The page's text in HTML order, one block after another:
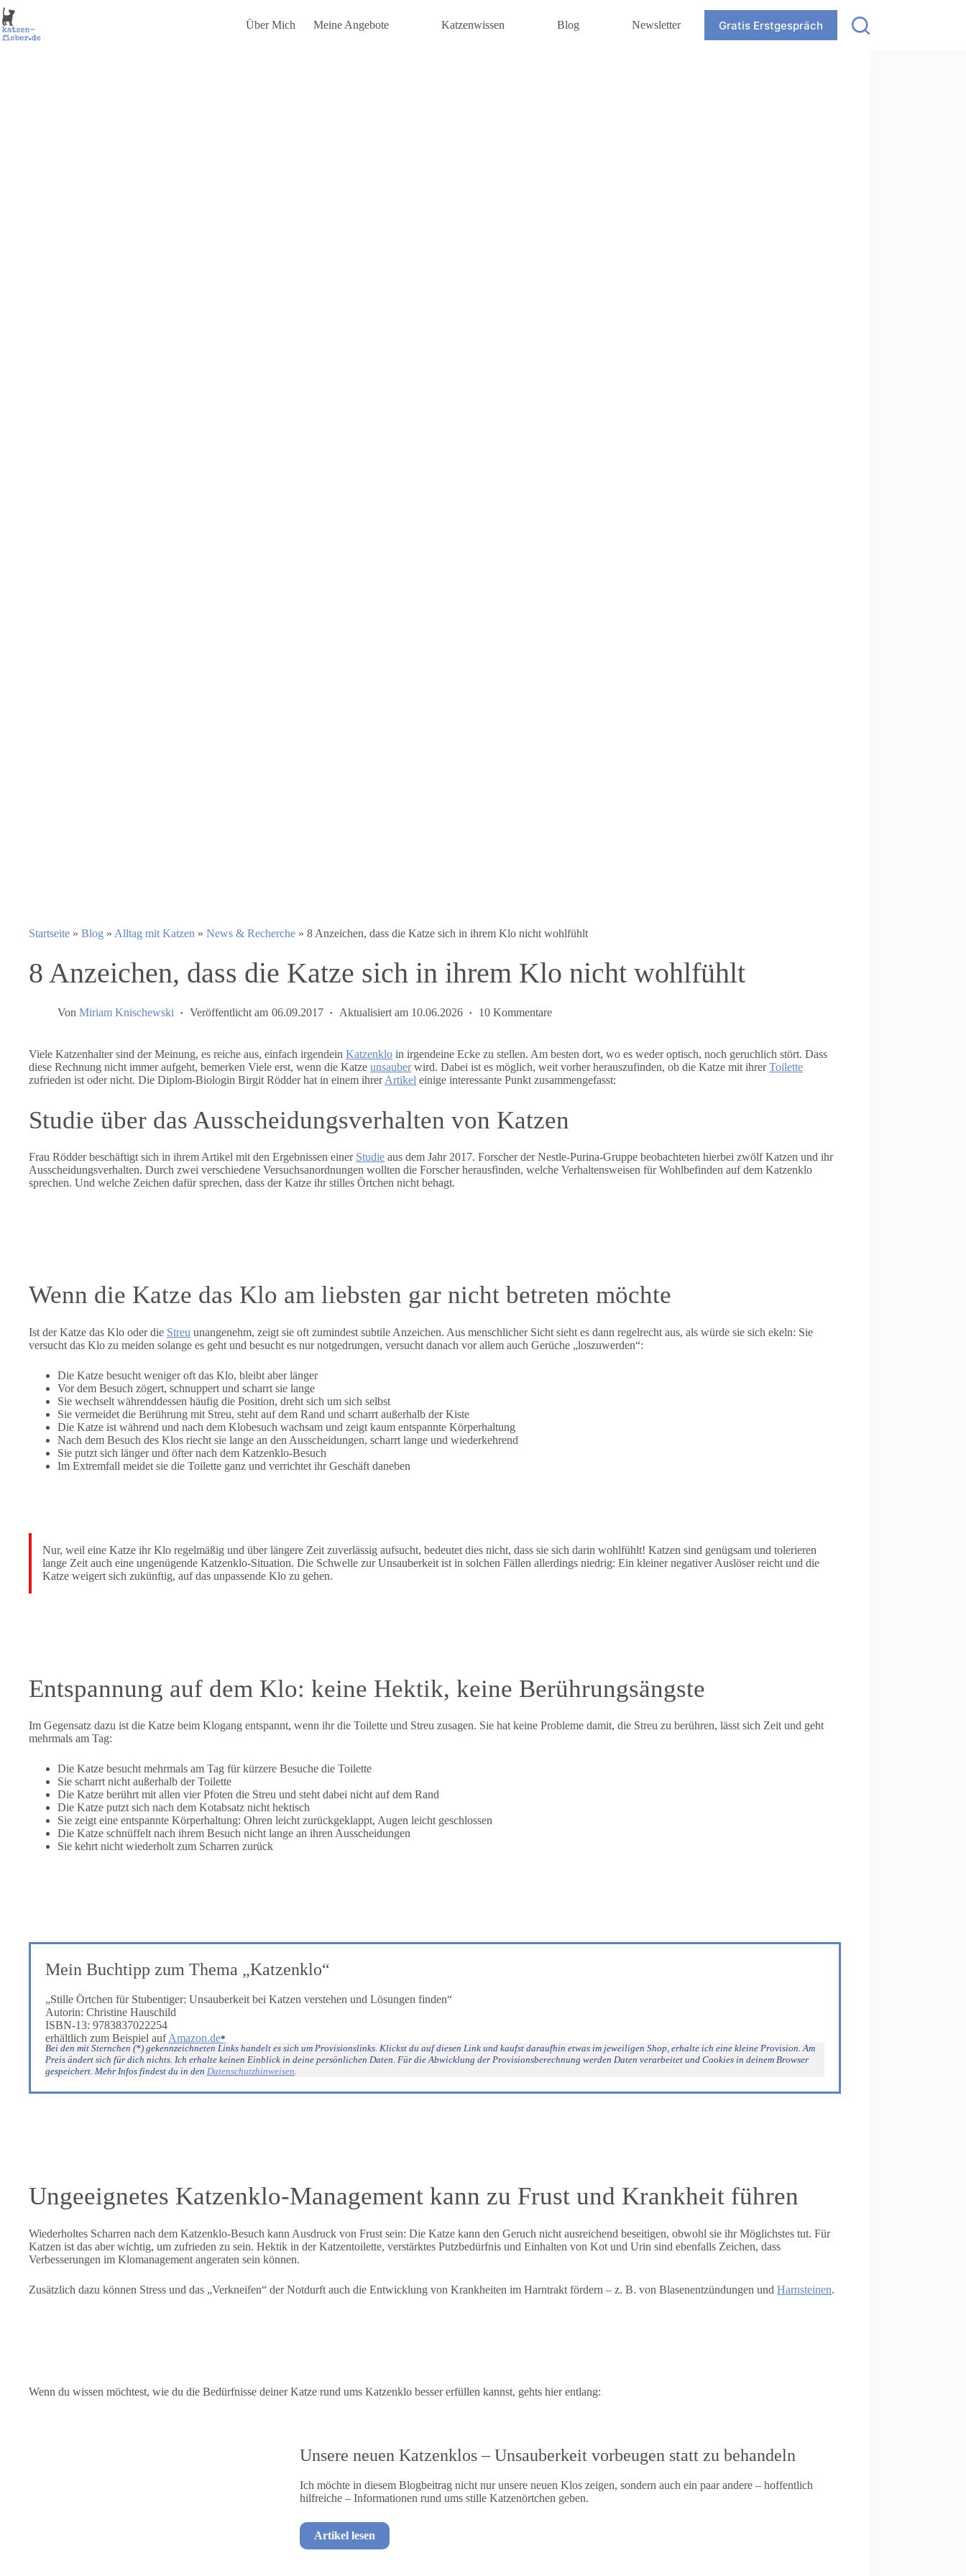
Zum
Inhalt
springen
Über Mich Meine Angebote Katzenwissen Blog Newsletter Gratis Erstgespräch
Startseite » Blog » Alltag mit Katzen » News & Recherche » 8 Anzeichen, dass die Katze sich in ihrem Klo nicht wohlfühlt
8 Anzeichen, dass die Katze sich in ihrem Klo nicht wohlfühlt
Von Miriam Knischewski Veröffentlicht am 06.09.2017 Aktualisiert am 10.06.2026 10 Kommentare
Viele Katzenhalter sind der Meinung, es reiche aus, einfach irgendein Katzenklo in irgendeine Ecke zu stellen. Am besten dort, wo es weder optisch, noch geruchlich stört. Dass
diese Rechnung nicht immer aufgeht, bemerken Viele erst, wenn die Katze unsauberwird. Dabei ist es möglich, weit vorher herauszufinden, ob die Katze mit ihrerToilette
zufrieden ist oder nicht. Die Diplom-Biologin Birgit Rödder hat in einem ihrerArtikel einige interessante Punkt zusammengefasst:
Studie über das Ausscheidungsverhalten von Katzen
Frau Rödder beschäftigt sich in ihrem Artikel mit den Ergebnissen einer Studie aus dem Jahr 2017. Forscher der Nestle-Purina-Gruppe beobachteten hierbei zwölf Katzen und ihr
Ausscheidungsverhalten. Durch zwei verschiedene Versuchsanordnungen wollten die Forscher herausfinden, welche Verhaltensweisen für Wohlbefinden auf dem Katzenklo
sprechen. Und welche Zeichen dafür sprechen, dass der Katze ihr stilles Örtchen nicht behagt.
Wenn die Katze das Klo am liebsten gar nicht betreten möchte
Ist der Katze das Klo oder die Streu unangenehm, zeigt sie oft zumindest subtile Anzeichen. Aus menschlicher Sicht sieht es dann regelrecht aus, als würde sie sich ekeln: Sie
versucht das Klo zu meiden solange es geht und besucht es nur notgedrungen, versucht danach vor allem auch Gerüche „loszuwerden“:
Die Katze besucht weniger oft das Klo, bleibt aber länger
Vor dem Besuch zögert, schnuppert und scharrt sie lange
Sie wechselt währenddessen häufig die Position, dreht sich um sich selbst
Sie vermeidet die Berührung mit Streu, steht auf dem Rand und scharrt außerhalb der Kiste
Die Katze ist während und nach dem Klobesuch wachsam und zeigt kaum entspannte Körperhaltung
Nach dem Besuch des Klos riecht sie lange an den Ausscheidungen, scharrt lange und wiederkehrend
Sie putzt sich länger und öfter nach dem Katzenklo-Besuch
Im Extremfall meidet sie die Toilette ganz und verrichtet ihr Geschäft daneben
Nur, weil eine Katze ihr Klo regelmäßig und über längere Zeit zuverlässig aufsucht, bedeutet dies nicht, dass sie sich darin wohlfühlt! Katzen sind genügsam und tolerieren
lange Zeit auch eine ungenügende Katzenklo-Situation. Die Schwelle zur Unsauberkeit ist in solchen Fällen allerdings niedrig: Ein kleiner negativer Auslöser reicht und die
Katze weigert sich zukünftig, auf das unpassende Klo zu gehen.
Entspannung auf dem Klo: keine Hektik, keine Berührungsängste
Im Gegensatz dazu ist die Katze beim Klogang entspannt, wenn ihr die Toilette und Streu zusagen. Sie hat keine Probleme damit, die Streu zu berühren, lässt sich Zeit und geht
mehrmals am Tag:
Die Katze besucht mehrmals am Tag für kürzere Besuche die Toilette
Sie scharrt nicht außerhalb der Toilette
Die Katze berührt mit allen vier Pfoten die Streu und steht dabei nicht auf dem Rand
Die Katze putzt sich nach dem Kotabsatz nicht hektisch
Sie zeigt eine entspannte Körperhaltung: Ohren leicht zurückgeklappt, Augen leicht geschlossen
Die Katze schnüffelt nach ihrem Besuch nicht lange an ihren Ausscheidungen
Sie kehrt nicht wiederholt zum Scharren zurück
Mein Buchtipp zum Thema „Katzenklo“
„Stille Örtchen für Stubentiger: Unsauberkeit bei Katzen verstehen und Lösungen finden“
Autorin: Christine Hauschild
ISBN-13: 9783837022254
erhältlich zum Beispiel aufAmazon.de
Bei den mit Sternchen (*) gekennzeichneten Links handelt es sich um Provisionslinks. Klickst du auf diesen Link und kaufst daraufhin etwas im jeweiligen Shop, erhalte ich eine kleine Provision. Am
Preis ändert sich für dich nichts. Ich erhalte keinen Einblick in deine persönlichen Daten. Für die Abwicklung der Provisionsberechnung werden Daten verarbeitet und Cookies in deinem Browser
gespeichert. Mehr Infos findest du in den Datenschutzhinweisen.
Ungeeignetes Katzenklo-Management kann zu Frust und Krankheit führen
Wiederholtes Scharren nach dem Katzenklo-Besuch kann Ausdruck von Frust sein: Die Katze kann den Geruch nicht ausreichend beseitigen, obwohl sie ihr Möglichstes tut. Für
Katzen ist das aber wichtig, um zufrieden zu sein. Hektik in der Katzentoilette, verstärktes Putzbedürfnis und Einhalten von Kot und Urin sind ebenfalls Zeichen, dass
Verbesserungen im Klomanagement angeraten sein können.
Zusätzlich dazu können Stress und das „Verkneifen“ der Notdurft auch die Entwicklung von Krankheiten im Harntrakt fördern – z. B. von Blasenentzündungen und Harnsteinen.
Wenn du wissen möchtest, wie du die Bedürfnisse deiner Katze rund ums Katzenklo besser erfüllen kannst, gehts hier entlang:
Unsere neuen Katzenklos – Unsauberkeit vorbeugen statt zu behandeln
Ich möchte in diesem Blogbeitrag nicht nur unsere neuen Klos zeigen, sondern auch ein paar andere – hoffentlich
hilfreiche – Informationen rund ums stille Katzenörtchen geben.
Artikel lesen